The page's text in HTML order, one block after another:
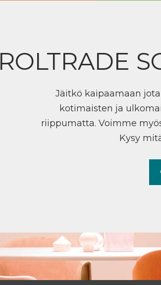
ROLTRADE
Jäitkö kaipaamaan
kotimaisten ja
riippumatta. Voimme
Kysy